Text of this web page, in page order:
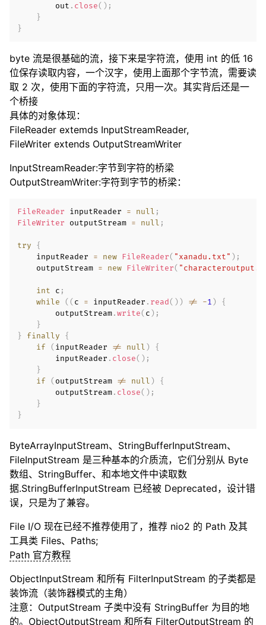
        out
. close( ) ;
}
}
byte 流是很基础的流，接下来是字符流，使用 int 的低 16
位保存读取内容，一个汉字，使用上面那个字节流，需要读
取 2 次，使用下面的字符流，只用一次。其实背后还是一
个桥接
具体的对象体现：
FileReader extemds InputStreamReader,
FileWriter extends OutputStreamWriter
InputStreamReader:字节到字符的桥梁
OutputStreamWriter:字符到字节的桥梁：
FileReader inputReader = null ;
FileWriter outputStream = null ;
try
{
    inputReader
= new FileReader( "xanadu.txt" ) ;
    outputStream
= new FileWriter(
int c ;
while
( ( c = inputReader . read( ) ) != -1 )
{
        outputStream
.write( c ) ;
}
}
finally
{
if
( inputReader != null )
{
        inputReader
. close( ) ;
}
if
( outputStream != null )
{
        outputStream
. close( ) ;
}
}
ByteArrayInputStream、StringBufferInputStream、
FileInputStream 是三种基本的介质流，它们分别从 Byte
数组、StringBuffer、和本地文件中读取数
据.StringBufferInputStream 已经被 Deprecated，设计错
误，只是为了兼容。
File I/O 现在已经不推荐使用了，推荐 nio2 的 Path 及其
工具类 Files、Paths;
Path 官方教程
ObjectInputStream 和所有 FilterInputStream 的子类都是
装饰流（装饰器模式的主角）
注意：OutputStream 子类中没有 StringBuffer 为目的地
的。ObjectOutputStream 和所有 FilterOutputStream 的